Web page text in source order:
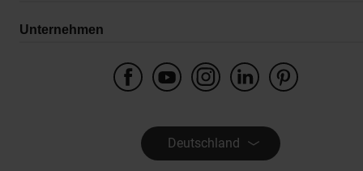
Unternehmen
Deutschland